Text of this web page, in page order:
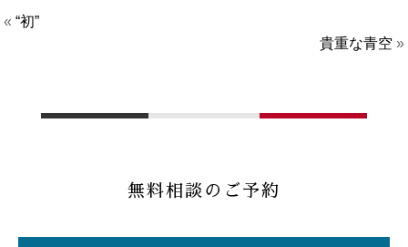
«“初”
貴重な青空 »
無料相談のご予約